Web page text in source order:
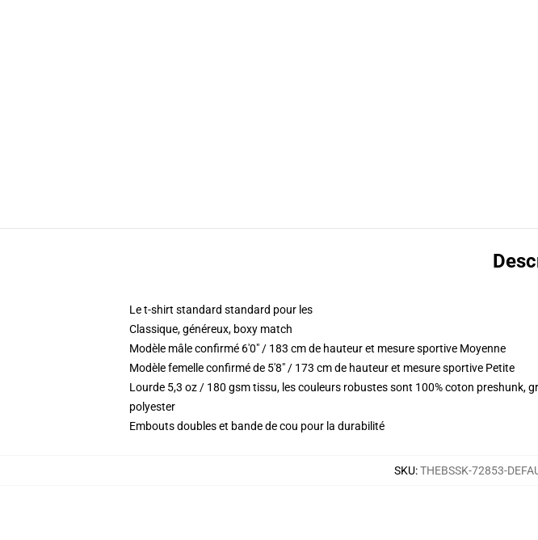
Le t-shirt standard standard pour les
Classique, généreux, boxy match
Modèle mâle confirmé 6'0" / 183 cm de hauteur et mesure sportive Moyenne
Modèle femelle confirmé de 5'8" / 173 cm de hauteur et mesure sportive Petite
Lourde 5,3 oz / 180 gsm tissu, les couleurs robustes sont 100% coton preshunk,
polyester
Embouts doubles et bande de cou pour la durabilité
SKU:THEBSSK-72853-